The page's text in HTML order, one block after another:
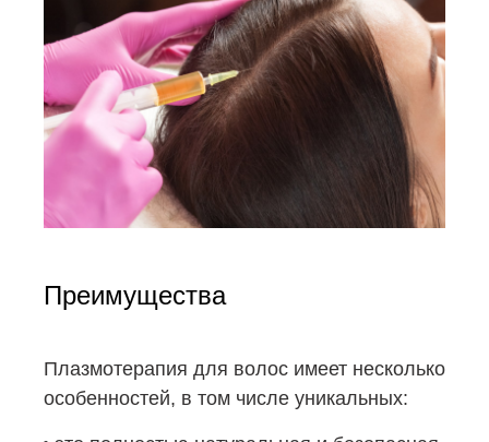
Преимущества
Плазмотерапия для волос имеет несколько
особенностей, в том числе уникальных: